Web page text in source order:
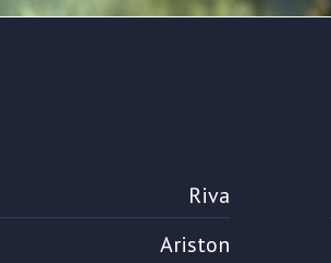
Riva
Ariston